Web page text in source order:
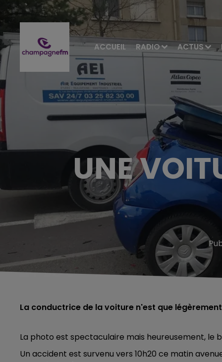
ACCUEIL RADIO ACTUS
UNE
La conductrice de la voiture n'est que
La photo est spectaculaire mais heureusement, le
Un accident est survenu vers 10h20 ce matin